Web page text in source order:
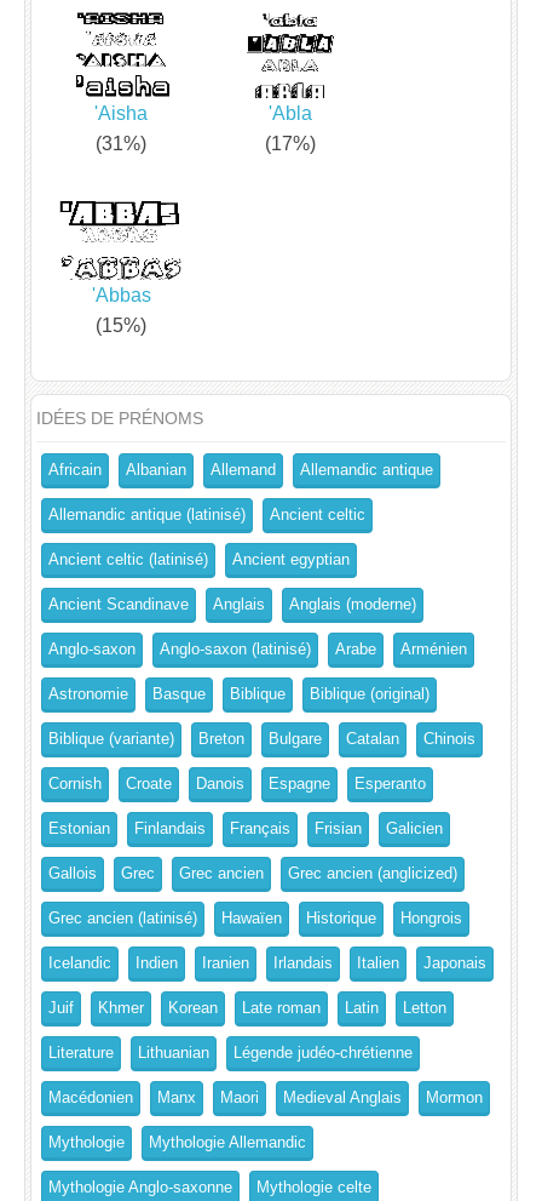
'Aisha
(31%)
'Abla
(17%)
'Abbas
(15%)
IDÉES DE PRÉNOMS
Africain Albanian Allemand Allemandic antique
Allemandic antique (latinisé) Ancient celtic
Ancient celtic (latinisé) Ancient egyptian
Ancient Scandinave Anglais Anglais (moderne)
Anglo-saxon Anglo-saxon (latinisé) Arabe Arménien
Astronomie Basque Biblique Biblique (original)
Biblique (variante) Breton Bulgare Catalan Chinois
Cornish Croate Danois Espagne Esperanto
Estonian Finlandais Français Frisian Galicien
Gallois Grec Grec ancien Grec ancien (anglicized)
Grec ancien (latinisé) Hawaïen Historique Hongrois
Icelandic Indien Iranien Irlandais Italien Japonais
Juif Khmer Korean Late roman Latin Letton
Literature Lithuanian Légende judéo-chrétienne
Macédonien Manx Maori Medieval Anglais Mormon
Mythologie Mythologie Allemandic
Mythologie Anglo-saxonne Mythologie celte